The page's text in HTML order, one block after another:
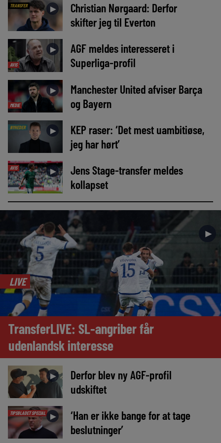
TRANSFER ►
Christian Nørgaard: Derfor
skifter jeg til Everton
AVIS
►
AGF meldes interesseret i
Superliga-profil
MEDIE
►
Manchester United afviser Barça
og Bayern
NYHEDER ►
KEP raser: ‘Det mest uambitiøse,
jeg har hørt’
AVIS ►
Jens Stage-transfer meldes
kollapset
►
LIVE
TransferLIVE: SL-angriber får
udenlandsk interesse
►
Derfor blev ny AGF-profil
udskiftet
TIPSBLADET SPECIAL ►
‘Han er ikke bange for at tage
beslutninger’